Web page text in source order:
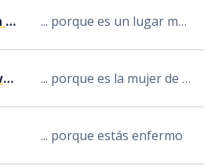
... because it's such an interesting place ... porque es un lugar muy interesante
... because she's the woman of my dreams ... porque es la mujer de mis sueños
... porque estás enfermo